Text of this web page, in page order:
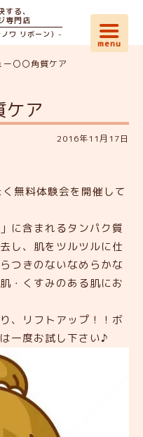
る、
専門店
ワ リボーン）-
ー〇〇角質ケア
ケア
2016年11月17日
無料体験会を開催して
に含まれるタンパク質
し、肌をツルツルに仕
つきのないなめらかな
・くすみのある肌にお
、リフトアップ！！ボ
一度お試し下さい♪